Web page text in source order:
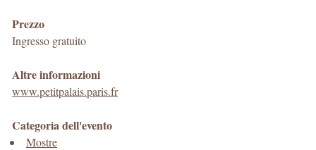
Prezzo
Ingresso gratuito
Altre informazioni
www.petitpalais.paris.fr
Categoria dell'evento
Mostre